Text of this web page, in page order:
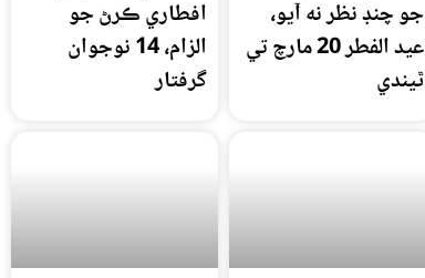
جو چنڊ نظر نه آيو،
عيد الفطر 20 مارچ تي
ٿيندي
افطاري ڪرڻ جو
الزام، 14 نوجوان
گرفتار